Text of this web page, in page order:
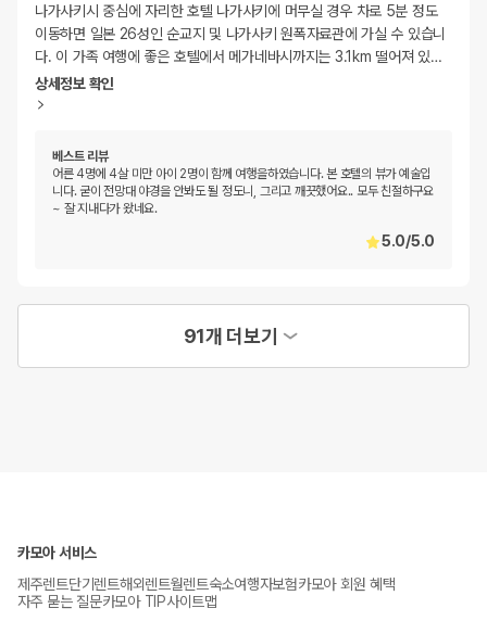
나가사키시 중심에 자리한 호텔 나가사키에 머무실 경우 차로 5분 정도
이동하면 일본 26성인 순교지 및 나가사키 원폭자료관에 가실 수 있습니
다. 이 가족 여행에 좋은 호텔에서 메가네바시까지는 3.1km 떨어져 있…
상세정보 확인
베스트 리뷰
어른 4명에 4살 미만 아이 2명이 함께 여행을하였습니다. 본 호텔의 뷰가 예술입
니다. 굳이 전망대 야경을 안봐도 될 정도니, 그리고 깨끗했어요.. 모두 친절하구요
~ 잘 지내다가 왔네요.
5.0/5.0
91개 더보기
카모아 서비스
제주렌트단기렌트해외렌트월렌트숙소여행자보험카모아 회원 혜택
자주 묻는 질문카모아 TIP사이트맵